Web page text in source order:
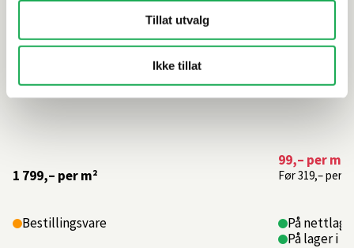
Tillat utvalg
Ikke tillat
1 799,– per m²
Bestillingsvare
99,– per m²
Før319,–per
På
På lager i